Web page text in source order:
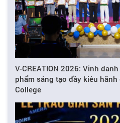
V-CREATION 2026: Vinh
phẩm sáng tạo đầy kiêu
College